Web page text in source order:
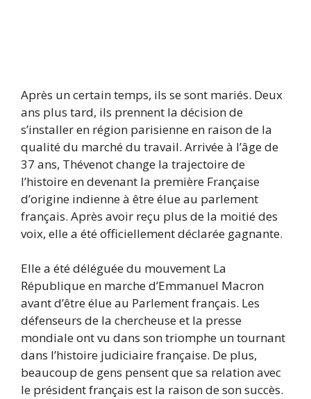
Après un certain temps, ils se sont mariés. Deux
ans plus tard, ils prennent la décision de
s’installer en région parisienne en raison de la
qualité du marché du travail. Arrivée à l’âge de
37 ans, Thévenot change la trajectoire de
l’histoire en devenant la première Française
d’origine indienne à être élue au parlement
français. Après avoir reçu plus de la moitié des
voix, elle a été officiellement déclarée gagnante.
Elle a été déléguée du mouvement La
République en marche d’Emmanuel Macron
avant d’être élue au Parlement français. Les
défenseurs de la chercheuse et la presse
mondiale ont vu dans son triomphe un tournant
dans l’histoire judiciaire française. De plus,
beaucoup de gens pensent que sa relation avec
le président français est la raison de son succès.